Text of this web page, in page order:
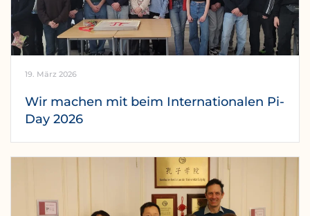
19. März 2026
Wir machen mit beim Internationalen Pi-
Day 2026